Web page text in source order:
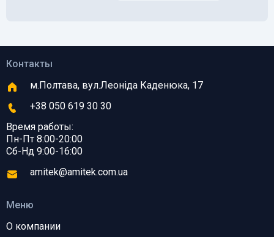
Меню
О компании
Контакты
м.Полтава, вул.Леоніда Каденюка, 17
+38 050 619 30 30
Время работы:
Пн-Пт 8:00-20:00
Сб-Нд 9:00-16:00
amitek@amitek.com.ua